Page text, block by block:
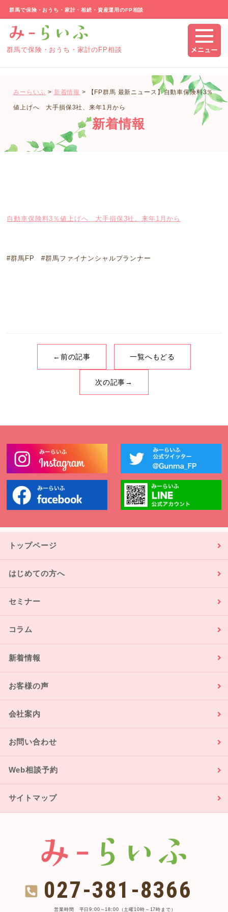
群馬で保険・おうち・家計・相続・資産運用のFP相談
群馬で保険・おうち・家計のFP相談
みーらいふ > 新着情報 > 【FP群馬 最新ニュース】自動車保険料3％
値上げへ 大手損保3社、来年1月から
新着情報
自動車保険料3％値上げへ 大手損保3社、来年1月から
#群馬FP #群馬ファイナンシャルプランナー
←前の記事 一覧へもどる
次の記事→
トップページ
はじめての方へ
セミナー
コラム
新着情報
お客様の声
会社案内
お問い合わせ
Web相談予約
サイトマップ
027-381-8366
営業時間 平日9:00～18:00（土曜10時～17時まで）